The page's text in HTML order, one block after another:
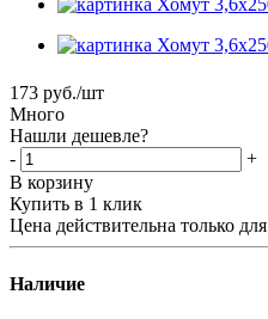
173 руб./шт
Много
Нашли дешевле?
-
+
В корзину
Купить в 1 клик
Цена действительна только
Наличие